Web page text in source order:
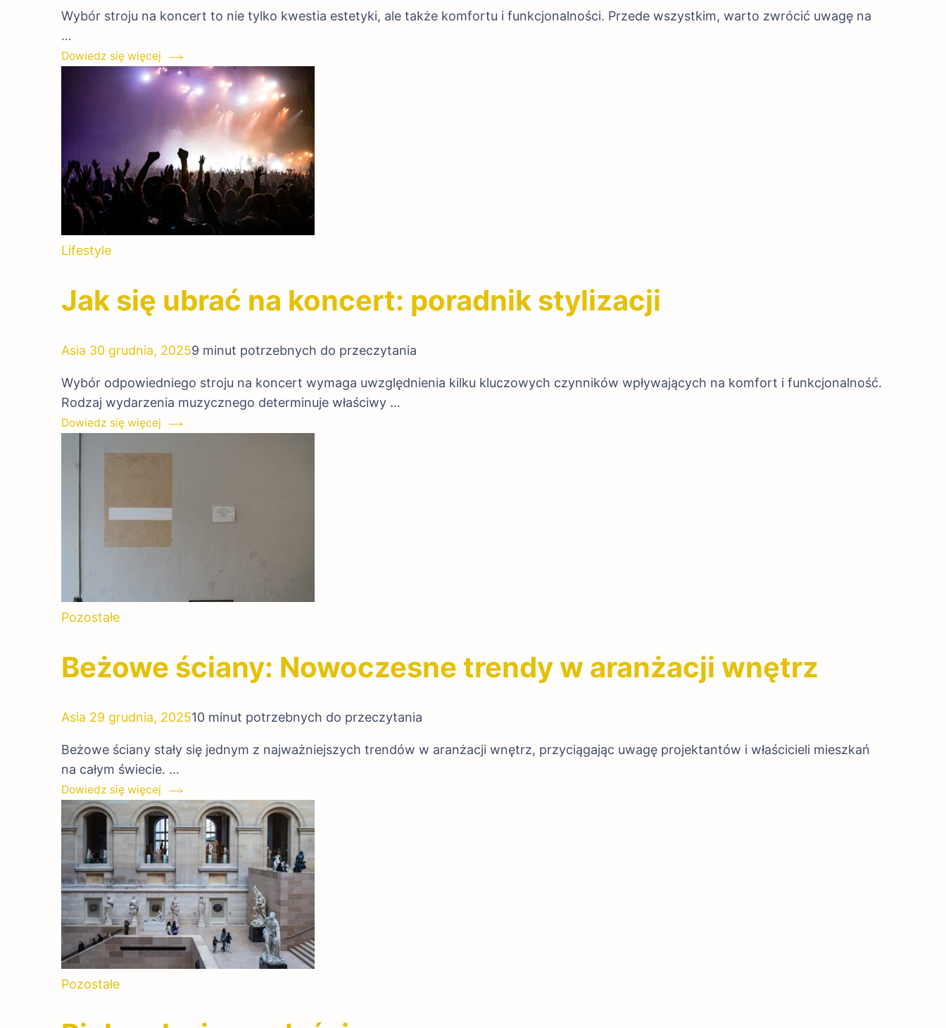
Wybór stroju na koncert to nie tylko kwestia estetyki, ale także komfortu i funkcjonalności. Przede wszystkim, warto zwrócić uwagę na
…
Dowiedz się więcej
Lifestyle
Jak się ubrać na koncert: poradnik stylizacji
Asia 30 grudnia, 20259 minut potrzebnych do przeczytania
Wybór odpowiedniego stroju na koncert wymaga uwzględnienia kilku kluczowych czynników wpływających na komfort i funkcjonalność.
Rodzaj wydarzenia muzycznego determinuje właściwy …
Dowiedz się więcej
Pozostałe
Beżowe ściany: Nowoczesne trendy w aranżacji wnętrz
Asia 29 grudnia, 202510 minut potrzebnych do przeczytania
Beżowe ściany stały się jednym z najważniejszych trendów w aranżacji wnętrz, przyciągając uwagę projektantów i właścicieli mieszkań
na całym świecie. …
Dowiedz się więcej
Pozostałe